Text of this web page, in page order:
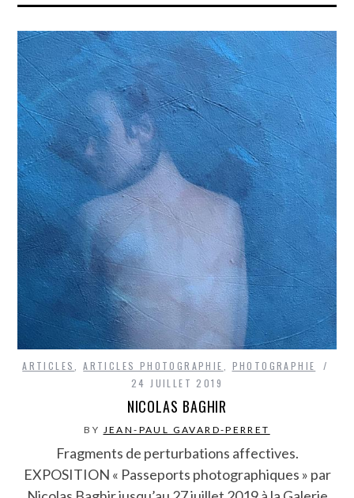
ARTICLES ,ARTICLES PHOTOGRAPHIE
PHOTOGRAPHIE
24 JUILLET 2019
NICOLAS BAGHIR
BY JEAN-PAUL GAVARD-PERRET
Fragments de perturbations affectives.
EXPOSITION « Passeports photographiques » par